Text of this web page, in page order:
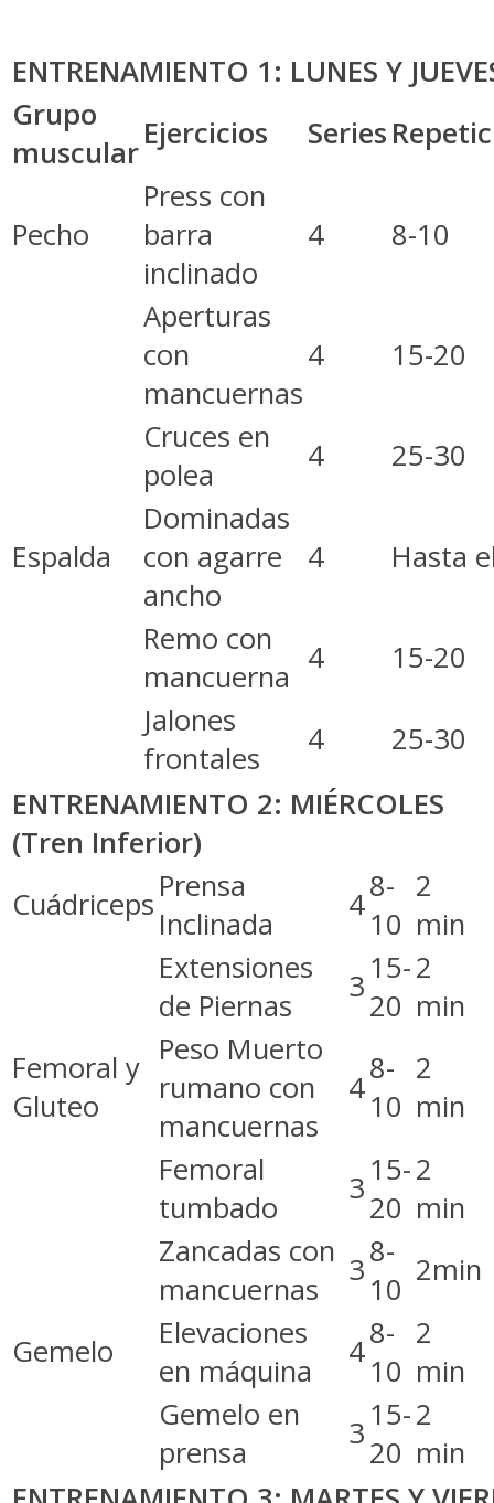
ENTRENAMIENTO 1: LUNES Y
Grupo
muscular
Ejercicios Series
Pecho
Press con
barra
inclinado
4 8-10
Aperturas
con
mancuernas
4 15-20
Cruces en
polea
4 25-30
Espalda
Dominadas
con agarre
ancho
4 Hasta
Remo con
mancuerna
4
15-20
Jalones
frontales
4
25-30
ENTRENAMIENTO 2: MIÉRCOLES
(Tren Inferior)
Cuádriceps Prensa
Inclinada
48-
10
2
min
Extensiones
de Piernas
3 15-
20
2
min
Femoral y
Gluteo
Peso Muerto
rumano con
mancuernas
4
8-
10
2
min
Femoral
tumbado
3 15-
20
2
min
Zancadas con
mancuernas
38-
10
2min
Gemelo
Elevaciones
en máquina
48-
10
2
min
Gemelo en
prensa
3 15-
20
2
min